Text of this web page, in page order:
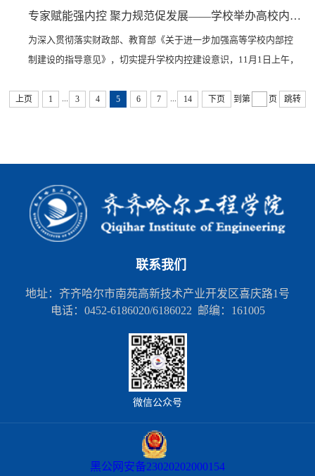
专家赋能强内控 聚力规范促发展——学校举办高校内部控制建设专题宣讲会
为深入贯彻落实财政部、教育部《关于进一步加强高等学校内部控
制建设的指导意见》，切实提升学校内控建设意识，11月1日上午，
主任)，纪委委员邱宇航开展内部控制建设专题宣讲。学校领导及全
上页 1 ... 3 4 5 6 7 ... 14 下页 到第 页 跳转
联系我们
地址：齐齐哈尔市南苑高新技术产业开发区喜庆路1号
电话：0452-6186020/6186022 邮编：161005
微信公众号
黑公网安备23020202000154